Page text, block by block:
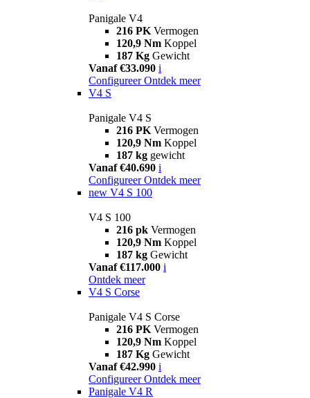
Panigale V4
216 PK Vermogen
120,9 Nm Koppel
187 Kg Gewicht
Vanaf €33.090 i
Configureer Ontdek meer
V4 S
Panigale V4 S
216 PK Vermogen
120,9 Nm Koppel
187 kg gewicht
Vanaf €40.690 i
Configureer Ontdek meer
new V4 S 100
V4 S 100
216 pk Vermogen
120,9 Nm Koppel
187 kg Gewicht
Vanaf €117.000 i
Ontdek meer
V4 S Corse
Panigale V4 S Corse
216 PK Vermogen
120,9 Nm Koppel
187 Kg Gewicht
Vanaf €42.990 i
Configureer Ontdek meer
Panigale V4 R